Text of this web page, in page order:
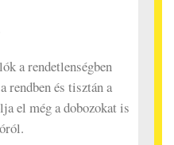
a rendetlenségben
rendben és tisztán a
el még a dobozokat is